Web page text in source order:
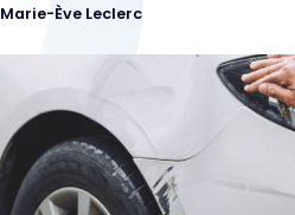
Marie-Ève Leclerc